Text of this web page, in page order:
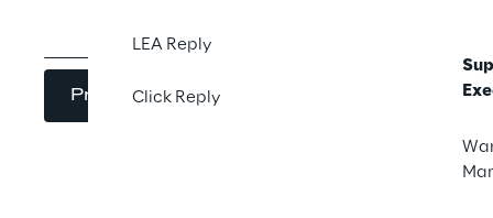
LEA Reply
Click Reply
Prenota la demo